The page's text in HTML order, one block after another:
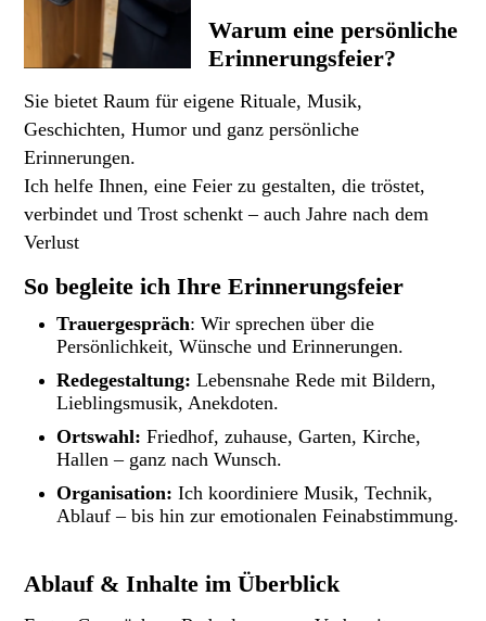
Warum eine persönliche
Erinnerungsfeier?
Sie bietet Raum für eigene Rituale, Musik,
Geschichten, Humor und ganz persönliche
Erinnerungen.
Ich helfe Ihnen, eine Feier zu gestalten, die tröstet,
verbindet und Trost schenkt – auch Jahre nach dem
Verlust
So begleite ich Ihre Erinnerungsfeier
Trauergespräch: Wir sprechen über die
Persönlichkeit, Wünsche und Erinnerungen.
Redegestaltung: Lebensnahe Rede mit Bildern,
Lieblingsmusik, Anekdoten.
Ortswahl: Friedhof, zuhause, Garten, Kirche,
Hallen – ganz nach Wunsch.
Organisation: Ich koordiniere Musik, Technik,
Ablauf – bis hin zur emotionalen Feinabstimmung.
Ablauf & Inhalte im Überblick